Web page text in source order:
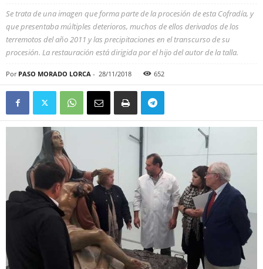
Se trata de una imagen que forma parte de la procesión de esta Cofradía, y
que presentaba múltiples deterioros, muchos de ellos derivados de los
terremotos del año 2011 y las precipitaciones en el transcurso de su
procesión. La restauración está dirigida por el hijo del autor de la talla.
Por PASO MORADO LORCA - 28/11/2018 652